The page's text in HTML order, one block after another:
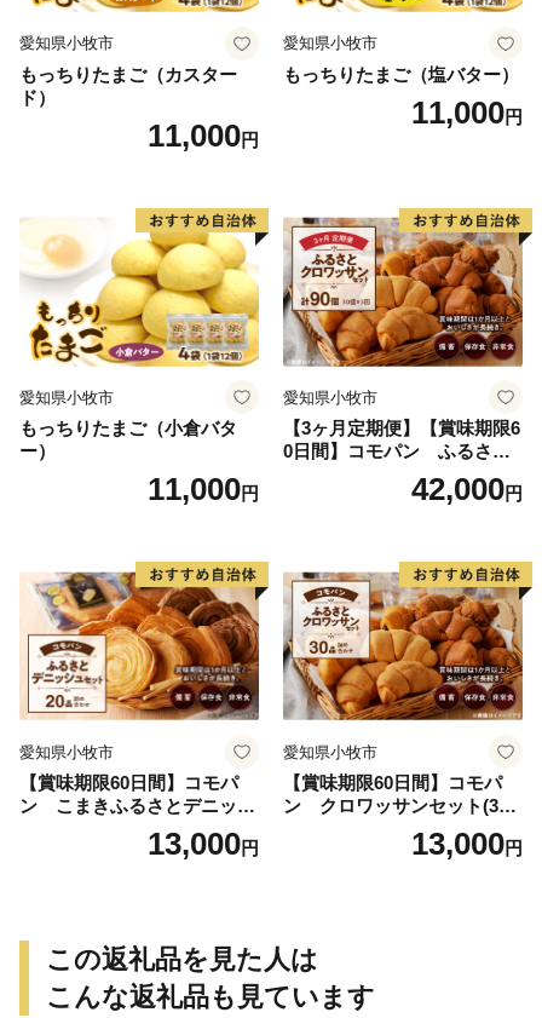
愛知県小牧市
もっちりたまご（カスター
ド）
11,000円
愛知県小牧市
もっちりたまご（塩バター）
11,000円
愛知県小牧市
もっちりたまご（小倉バタ
ー）
11,000円
愛知県小牧市
【3ヶ月定期便】【賞味期限6
0日間】コモパン ふるさと
クロワッサンセット（計90
個）／災害用備蓄 保存食 非
42,000円
愛知県小牧市
【賞味期限60日間】コモパ
ン こまきふるさとデニッシ
ュセット（20個入り）／災害
用備蓄 保存食 非常食 防災グ
13,000円
愛知県小牧市
【賞味期限60日間】コモパ
ン クロワッサンセット(30
個入り)／災害用備蓄 保存食
非常食 防災グッズにも
13,000円
この返礼品を見た人は
こんな返礼品も見ています